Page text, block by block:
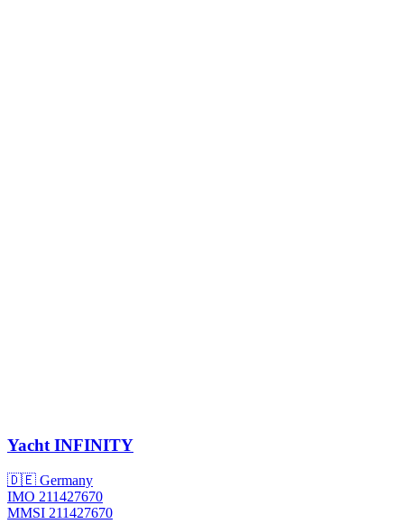
Yacht INFINITY
🇩🇪 Germany
IMO 211427670
MMSI 211427670